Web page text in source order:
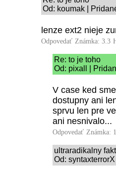
Od: koumak |
lenze ext2 nieje
Odpovedať Známka: 3.3
Re: to je toho
Od: pixall |
V case ked
dostupny ani
sprvu len pre
ani nesnivalo...
Odpovedať Známka:
ultraradikalny
Od: